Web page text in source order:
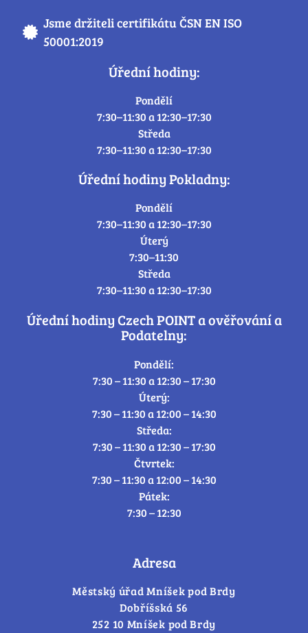
Jsme držiteli certifikátu ČSN EN ISO
50001:2019
Úřední hodiny:
Pondělí
7:30–11:30 a 12:30–17:30
Středa
7:30–11:30 a 12:30–17:30
Úřední hodiny Pokladny:
Pondělí
7:30–11:30 a 12:30–17:30
Úterý
7:30–11:30
Středa
7:30–11:30 a 12:30–17:30
Úřední hodiny Czech POINT a ověřování a
Podatelny:
Pondělí:
7:30 – 11:30 a 12:30 – 17:30
Úterý:
7:30 – 11:30 a 12:00 – 14:30
Středa:
7:30 – 11:30 a 12:30 – 17:30
Čtvrtek:
7:30 – 11:30 a 12:00 – 14:30
Pátek:
7:30 – 12:30
Adresa
Městský úřad Mníšek pod Brdy
Dobříšská 56
252 10 Mníšek pod Brdy